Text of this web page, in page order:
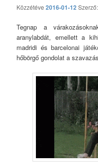
Közzétéve2016-01-12
Tegnap a
aranylabdát, emellett a
madridi és barcelonai
hőbörgő gondolat a